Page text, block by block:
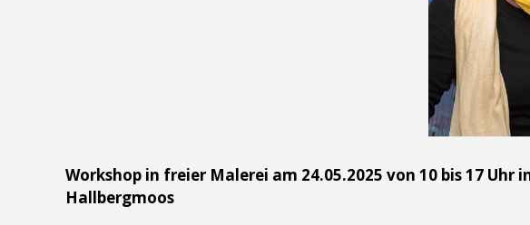
Workshop in freier Malerei am 24.05.2025 von 10 bis 17
Hallbergmoos